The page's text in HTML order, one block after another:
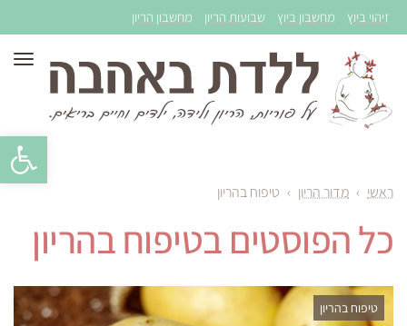
זיהוי ביוץ מחשבון ביוץ שבועות הריון מחשבון הריון
ראשי › מדור הריון › טיפוח בהריון
כל הפוסטים בטיפוח בהריון
טיפוח בהריון
פתח